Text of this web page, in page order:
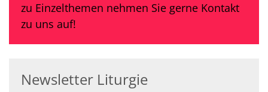
zu Einzelthemen nehmen Sie gerne Kontakt
zu uns auf!
Newsletter Liturgie